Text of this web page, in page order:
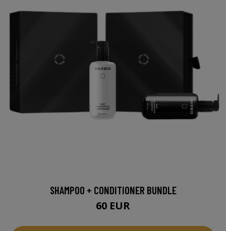
SHAMPOO + CONDITIONER BUNDLE
60 EUR